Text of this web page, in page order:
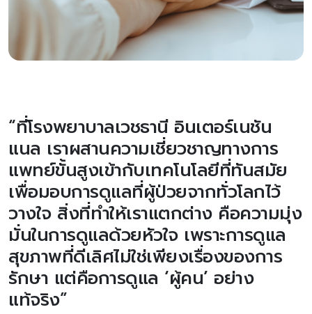
“ที่โรงพยาบาลเวชธานี อินเตอร์เนชัน
แนล เราผสานความเชี่ยวชาญทางการ
แพทย์ขั้นสูงเข้ากับเทคโนโลยีที่ทันสมัย
เพื่อมอบการดูแลที่ผู้ป่วยจากทั่วโลกไว้
วางใจ สิ่งที่ทำให้เราแตกต่าง คือความมุ่ง
มั่นในการดูแลด้วยหัวใจ เพราะการดูแล
สุขภาพที่ดีเลิศไม่ใช่เพียงเรื่องของการ
รักษา แต่คือการดูแล ‘ผู้คน’ อย่าง
แท้จริง”